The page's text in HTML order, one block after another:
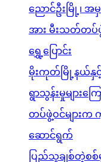
ညောင်ဦးမြို့၊
အား မီးသတ်တပ်
ရွှေ့ပြောင်း
မိုးကုတ်မြို့နယ်နှ
ရွာသွန်းမှုများက
တပ်ဖွဲ့ဝင်များက
ဆောင်ရွက်
ပြည်သူချစ်တဲ့စစ်